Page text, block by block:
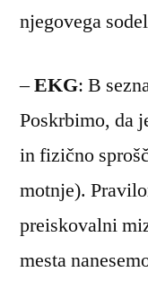
njegovega
–EKG: B
Poskrbimo, da
in fizično
motnje).
preiskovalni
mesta